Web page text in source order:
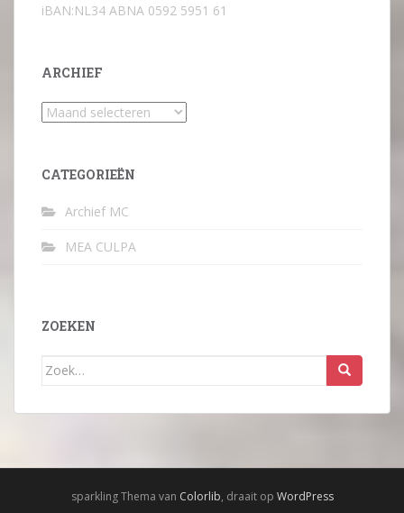
iBAN:NL34 ABNA 0592 5951 61
ARCHIEF
Archief
CATEGORIEËN
Archief MC
MEA CULPA
ZOEKEN
Zoek
sparkling Thema van Colorlib, draait op WordPress